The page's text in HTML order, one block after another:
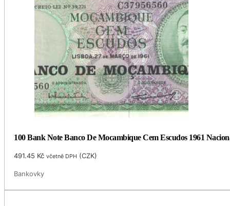
100 Bank Note Banco De Mocambique Cem Escudos 1961
491.45 Kč včetně DPH (CZK)
Bankovky